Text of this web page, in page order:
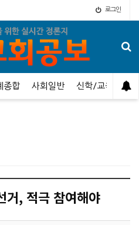
로그인
종합 사회일반 신학/교육 오
거, 적극 참여해야